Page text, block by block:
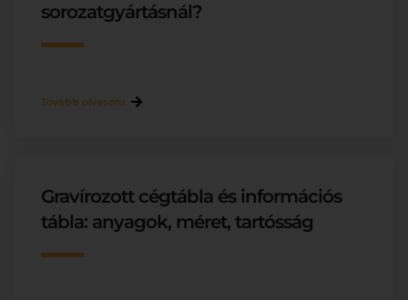
sorozatgyártásnál?
Tovább olvasom
Gravírozott cégtábla és információs
tábla: anyagok, méret, tartósság